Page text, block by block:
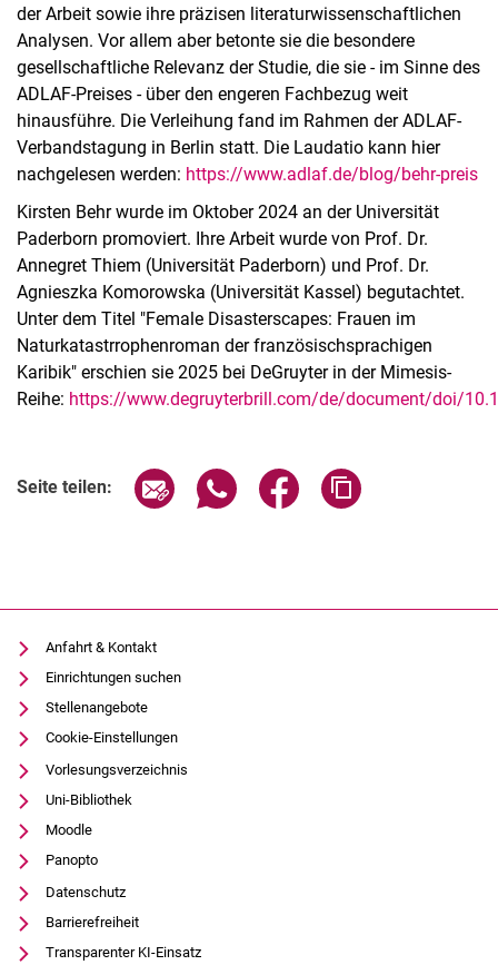
der Arbeit sowie ihre präzisen literaturwissenschaftlichen
Analysen. Vor allem aber betonte sie die besondere
gesellschaftliche Relevanz der Studie, die sie - im Sinne des
ADLAF-Preises - über den engeren Fachbezug weit
hinausführe. Die Verleihung fand im Rahmen der ADLAF-
Verbandstagung in Berlin statt. Die Laudatio kann hier
nachgelesen werden: https://www.adlaf.de/blog/behr-preis
Kirsten Behr wurde im Oktober 2024 an der Universität
Paderborn promoviert. Ihre Arbeit wurde von Prof. Dr.
Annegret Thiem (Universität Paderborn) und Prof. Dr.
Agnieszka Komorowska (Universität Kassel) begutachtet.
Unter dem Titel "Female Disasterscapes: Frauen im
Naturkatastrrophenroman der französischsprachigen
Karibik" erschien sie 2025 bei DeGruyter in der Mimesis-
Reihe: https://www.degruyterbrill.com/de/document/doi/
Seite teilen: Seite über E-Mail teilen
Seite über WhatsApp teilen
Seite über Facebook
Anfahrt & Kontakt
Einrichtungen suchen
Stellenangebote
Cookie-Einstellungen
Vorlesungsverzeichnis
Uni-Bibliothek
Moodle
Panopto
Datenschutz
Barrierefreiheit
Transparenter KI-Einsatz